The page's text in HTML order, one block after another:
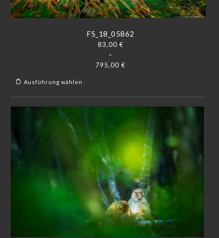
FS_18_05862
83,00 €
–
795,00 €
Ausführung wählen